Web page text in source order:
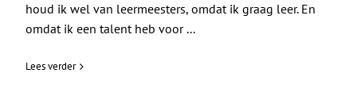
houd ik wel van leermeesters, omdat ik graag leer. En
omdat ik een talent heb voor ...
Lees verder